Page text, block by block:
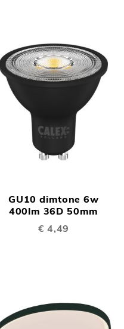
GU10 dimtone 6w
400lm 36D 50mm
€ 4,49